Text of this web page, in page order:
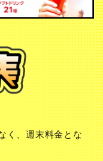
く、週末料金とな